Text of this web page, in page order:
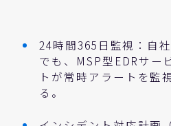
24時間365日監視：自
でも、MSP型EDRサー
トが常時アラートを監
る。